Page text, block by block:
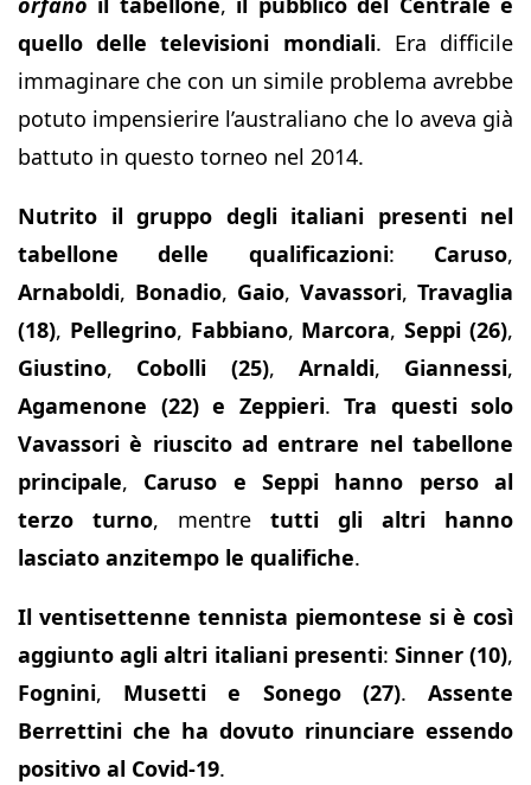
quello delle televisioni mondiali. Era difficile
immaginare che con un simile problema avrebbe
potuto impensierire l’australiano che lo aveva già
battuto in questo torneo nel 2014.
Nutrito il gruppo degli italiani presenti nel
tabellone delle qualificazioni: Caruso,
Arnaboldi, Bonadio, Gaio, Vavassori, Travaglia
(18), Pellegrino, Fabbiano, Marcora,Seppi (26),
Giustino, Cobolli (25), Arnaldi, Giannessi,
Agamenone (22) e Zeppieri. Tra questi solo
Vavassori è riuscito ad entrare nel tabellone
principale, Caruso e Seppi hanno perso al
terzo turno, mentre tutti gli altri hanno
lasciato anzitempo le qualifiche.
Il ventisettenne tennista piemontese si è così
aggiunto agli altri italiani presenti: Sinner (10),
Fognini, Musetti e Sonego (27).Assente
Berrettini che ha dovuto rinunciare essendo
positivo al Covid-19.